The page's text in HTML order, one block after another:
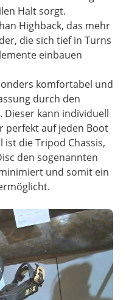
Halt sorgt.
Highback, das mehr
die sich tief in Turns
einbauen
komfortabel und
durch den
Dieser kann individuell
perfekt auf jeden Boot
ist die Tripod Chassis,
den sogenannten
und somit ein